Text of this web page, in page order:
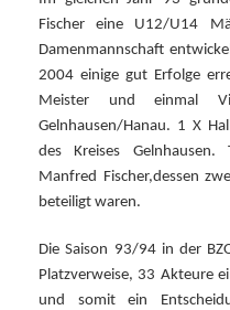
Fischer eine U12/U14
Damenmannschaft
2004 einige gut Erfolge
Meister und einmal
Gelnhausen/Hanau. 1 X
des Kreises
Manfred Fischer,dessen
beteiligt waren.
Die Saison 93/94 in der
Platzverweise, 33 Akteure
und somit ein